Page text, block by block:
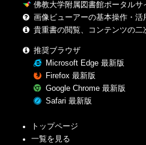
佛教大学附属図書館ポータルサ
画像ビューアーの基本操作・活
貴重書の閲覧、コンテンツの二
推奨ブラウザ
Microsoft Edge 最新版
Firefox 最新版
Google Chrome 最新版
Safari 最新版
トップページ
一覧を見る